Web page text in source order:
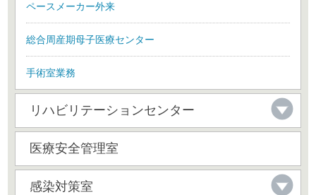
ペースメーカー外来
総合周産期母子医療センター
手術室業務
リハビリテーションセンター
医療安全管理室
感染対策室